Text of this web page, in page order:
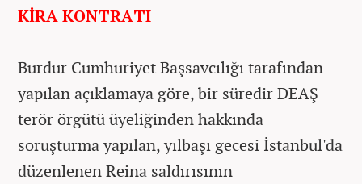
KİRA KONTRATI
Burdur Cumhuriyet Başsavcılığı tarafından
yapılan açıklamaya göre, bir süredir DEAŞ
terör örgütü üyeliğinden hakkında
soruşturma yapılan, yılbaşı gecesi İstanbul'da
düzenlenen Reina saldırısının